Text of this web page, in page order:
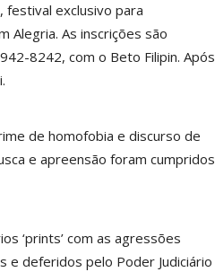
festival exclusivo para
Alegria. As inscrições são
8242, com o Beto Filipin. Após
de homofobia e discurso de
e apreensão foram cumpridos
‘prints’ com as agressões
deferidos pelo Poder Judiciário